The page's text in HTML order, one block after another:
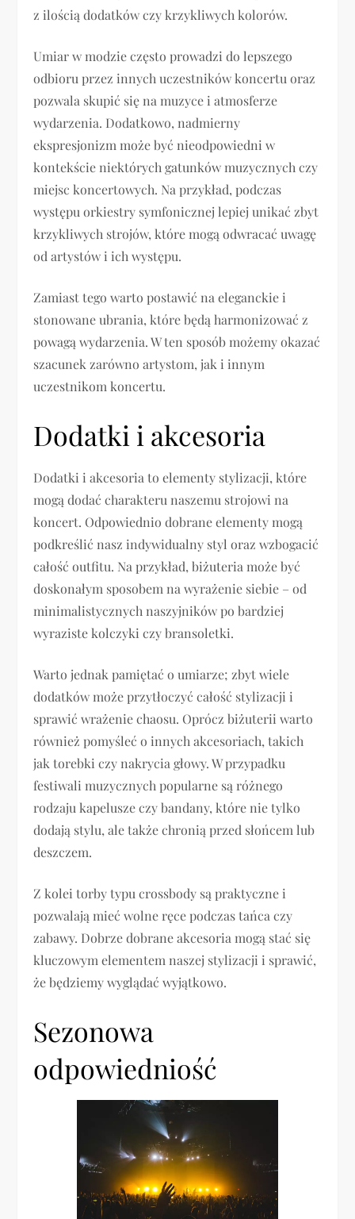
z ilością dodatków czy krzykliwych kolorów.
Umiar w modzie często prowadzi do lepszego
odbioru przez innych uczestników koncertu oraz
pozwala skupić się na muzyce i atmosferze
wydarzenia. Dodatkowo, nadmierny
ekspresjonizm może być nieodpowiedni w
kontekście niektórych gatunków muzycznych czy
miejsc koncertowych. Na przykład, podczas
występu orkiestry symfonicznej lepiej unikać zbyt
krzykliwych strojów, które mogą odwracać uwagę
od artystów i ich występu.
Zamiast tego warto postawić na eleganckie i
stonowane ubrania, które będą harmonizować z
powagą wydarzenia. W ten sposób możemy okazać
szacunek zarówno artystom, jak i innym
uczestnikom koncertu.
Dodatki i akcesoria
Dodatki i akcesoria to elementy stylizacji, które
mogą dodać charakteru naszemu strojowi na
koncert. Odpowiednio dobrane elementy mogą
podkreślić nasz indywidualny styl oraz wzbogacić
całość outfitu. Na przykład, biżuteria może być
doskonałym sposobem na wyrażenie siebie – od
minimalistycznych naszyjników po bardziej
wyraziste kolczyki czy bransoletki.
Warto jednak pamiętać o umiarze; zbyt wiele
dodatków może przytłoczyć całość stylizacji i
sprawić wrażenie chaosu. Oprócz biżuterii warto
również pomyśleć o innych akcesoriach, takich
jak torebki czy nakrycia głowy. W przypadku
festiwali muzycznych popularne są różnego
rodzaju kapelusze czy bandany, które nie tylko
dodają stylu, ale także chronią przed słońcem lub
deszczem.
Z kolei torby typu crossbody są praktyczne i
pozwalają mieć wolne ręce podczas tańca czy
zabawy. Dobrze dobrane akcesoria mogą stać się
kluczowym elementem naszej stylizacji i sprawić,
że będziemy wyglądać wyjątkowo.
Sezonowa
odpowiedniość